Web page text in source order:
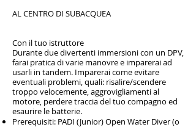
AL CENTRO DI SUBACQUEA
Con il tuo istruttore
Durante due divertenti immersioni con un DPV,
farai pratica di varie manovre e imparerai ad
usarli in tandem. Imparerai come evitare
eventuali problemi, quali: risalire/scendere
troppo velocemente, aggrovigliamenti al
motore, perdere traccia del tuo compagno ed
esaurire le batterie.
Prerequisiti: PADI (Junior) Open Water Diver (o